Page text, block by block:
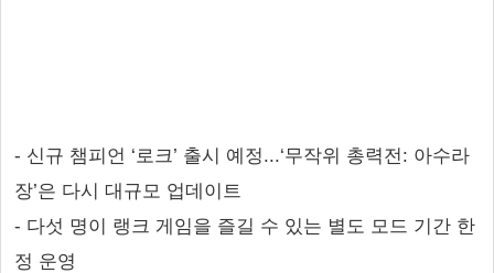
- 신규 챔피언 ‘로크’ 출시 예정...‘무작위 총력전: 아수라
장’은 다시 대규모 업데이트
- 다섯 명이 랭크 게임을 즐길 수 있는 별도 모드 기간 한
정 운영